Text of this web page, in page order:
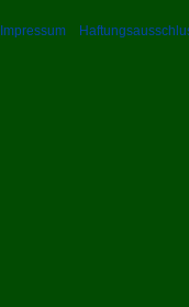
Impressum